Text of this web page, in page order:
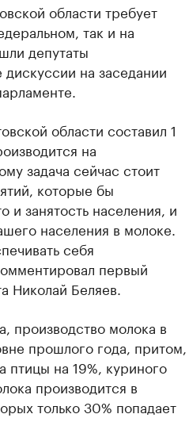
области требует
так и на
депутаты
на заседании
области составил 1
на
задача сейчас стоит
которые бы
и занятость населения, и
населения в молоке.
себя
первый
Николай Беляев.
производство молока в
прошлого года, притом,
птицы на 19%, куриного
производится в
только 30% попадает